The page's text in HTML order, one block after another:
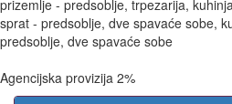
prizemlje - predsoblje, trpezarija,
sprat - predsoblje, dve spavaće sobe,
predsoblje, dve spavaće sobe
Agencijska provizija 2%